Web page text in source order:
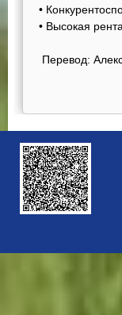
•
• Высокая
Перевод: